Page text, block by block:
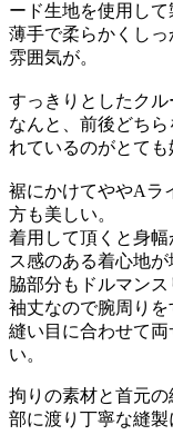
ード生地を使用して
薄手で柔らかくし
雰囲気が。
すっきりとしたクル
なんと、前後どち
れているのがとても
裾にかけてややAラ
方も美しい。
着用して頂くと身
ス感のある着心地が
脇部分もドルマン
袖丈なので腕周りを
縫い目に合わせて
い。
拘りの素材と首元
部に渡り丁寧な縫製